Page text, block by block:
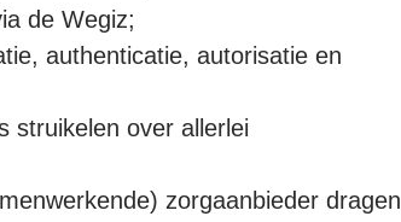
de Wegiz;
authenticatie, autorisatie en
struikelen over allerlei
zorgaanbieder dragen